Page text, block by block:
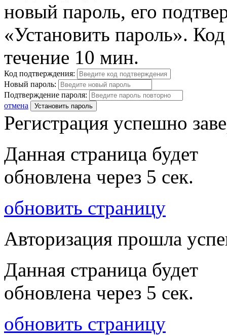
новый пароль, его
«Установить пароль».
течение 10 мин.
Код подтверждения:
Новый пароль:
Подтверждение пароля:
отмена
Установить пароль
Регистрация успешно
Данная страница будет
обновлена через 5 сек.
обновить страницу
Авторизация прошла
Данная страница будет
обновлена через 5 сек.
обновить страницу